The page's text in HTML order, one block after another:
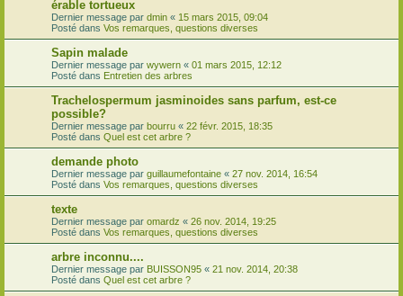
érable tortueux
Dernier message par dmin « 15 mars 2015, 09:04
Posté dans Vos remarques, questions diverses
Sapin malade
Dernier message par wywern « 01 mars 2015, 12:12
Posté dans Entretien des arbres
Trachelospermum jasminoides sans parfum, est-ce
possible?
Dernier message par bourru « 22 févr. 2015, 18:35
Posté dans Quel est cet arbre ?
demande photo
Dernier message par guillaumefontaine « 27 nov. 2014, 16:54
Posté dans Vos remarques, questions diverses
texte
Dernier message par omardz « 26 nov. 2014, 19:25
Posté dans Vos remarques, questions diverses
arbre inconnu....
Dernier message par BUISSON95 « 21 nov. 2014, 20:38
Posté dans Quel est cet arbre ?